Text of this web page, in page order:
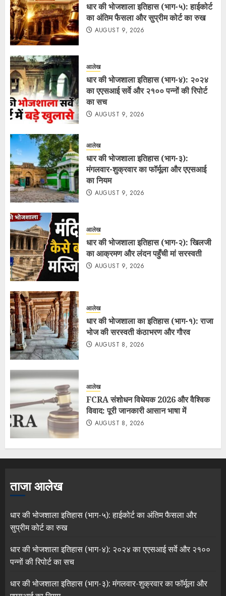
धार की भोजशाला इतिहास (भाग-५): हाईकोर्ट
का अंतिम फैसला और सुप्रीम कोर्ट का रुख
AUGUST 9, 2026
आलेख
धार की भोजशाला इतिहास (भाग-४): २०२४
का एएसआई सर्वे और २१०० पन्नों की रिपोर्ट
का सच
AUGUST 9, 2026
आलेख
धार की भोजशाला इतिहास (भाग-३):
मंगलवार-शुक्रवार का फॉर्मूला और एएसआई
का नियम
AUGUST 9, 2026
आलेख
धार की भोजशाला इतिहास (भाग-२): खिलजी
का आक्रमण और लंदन पहुँची मां सरस्वती
AUGUST 9, 2026
आलेख
धार की भोजशाला का इतिहास (भाग-१): राजा
भोज की सरस्वती कंठाभरण और गौरव
AUGUST 8, 2026
आलेख
FCRA संशोधन विधेयक 2026 और वैश्विक
विवाद: पूरी जानकारी आसान भाषा में
AUGUST 8, 2026
ताजा आलेख
धार की भोजशाला इतिहास (भाग-५): हाईकोर्ट का अंतिम फैसला और
सुप्रीम कोर्ट का रुख
धार की भोजशाला इतिहास (भाग-४): २०२४ का एएसआई सर्वे और २१००
पन्नों की रिपोर्ट का सच
धार की भोजशाला इतिहास (भाग-३): मंगलवार-शुक्रवार का फॉर्मूला और